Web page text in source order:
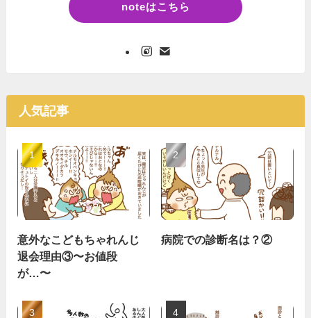
noteはこちら
人気記事
意外なこどもちゃれんじ
退会理由③〜お値段
が…〜
病院での診断名は？②